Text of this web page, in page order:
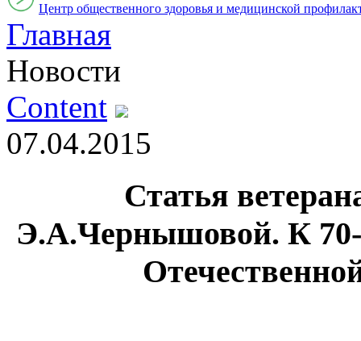
Центр общественного здоровья и медицинской
Главная
Новости
Content
07.04.2015
Статья
Э.А.Чернышовой. К